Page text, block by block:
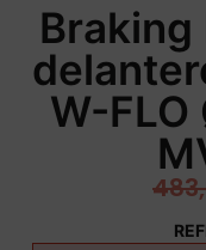
Braking
W-